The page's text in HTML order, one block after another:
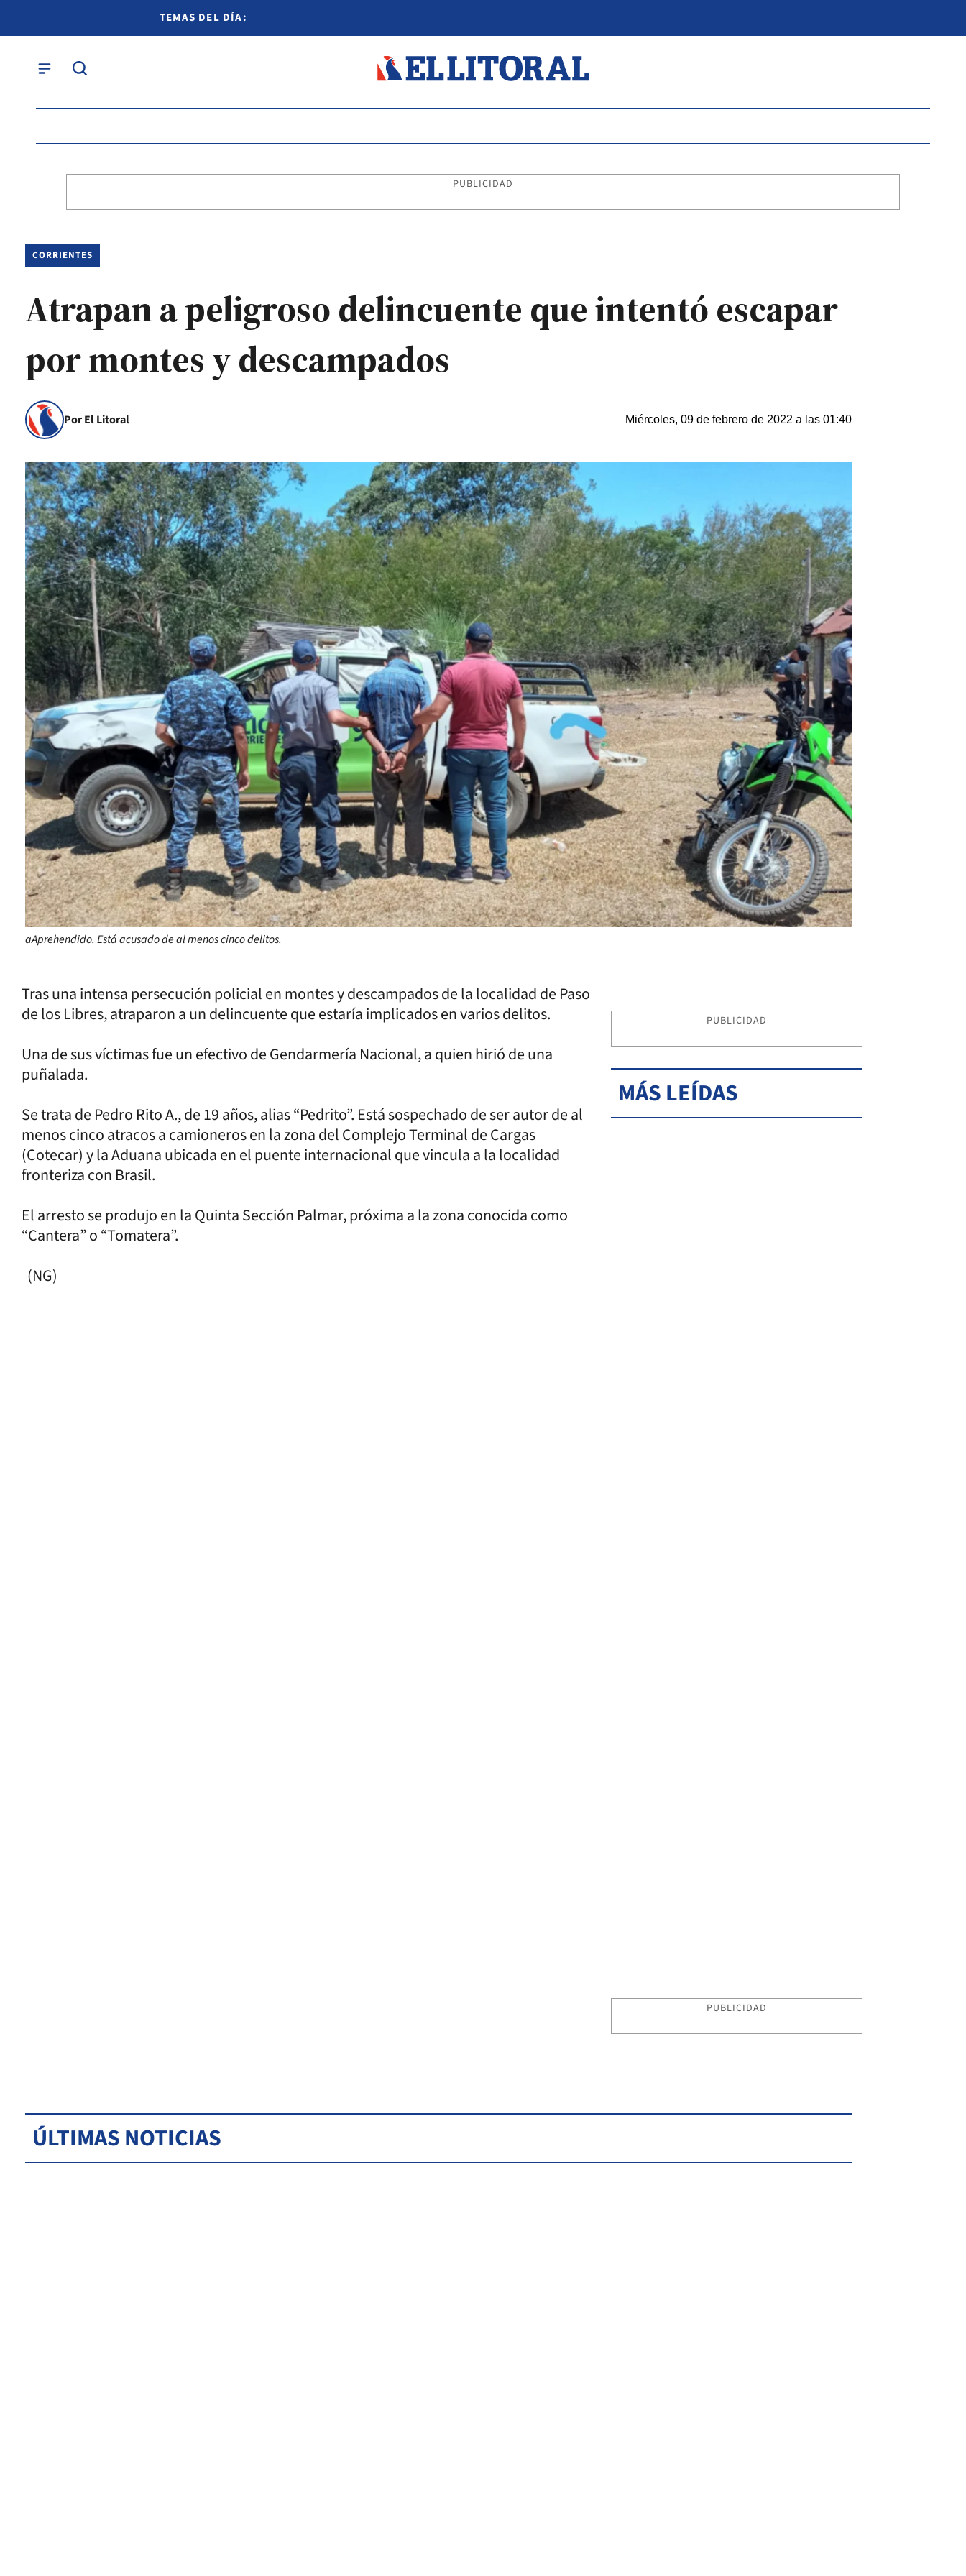
TEMAS DEL DÍA:
PUBLICIDAD
CORRIENTES
Atrapan a peligroso delincuente que intentó escapar
por montes y descampados
Por El Litoral Miércoles, 09 de febrero de 2022 a las 01:40
aAprehendido. Está acusado de al menos cinco delitos.
Tras una intensa persecución policial en montes y descampados de la localidad de Paso
de los Libres, atraparon a un delincuente que estaría implicados en varios delitos.
Una de sus víctimas fue un efectivo de Gendarmería Nacional, a quien hirió de una
puñalada.
Se trata de Pedro Rito A., de 19 años, alias “Pedrito”. Está sospechado de ser autor de al
menos cinco atracos a camioneros en la zona del Complejo Terminal de Cargas
(Cotecar) y la Aduana ubicada en el puente internacional que vincula a la localidad
fronteriza con Brasil.
El arresto se produjo en la Quinta Sección Palmar, próxima a la zona conocida como
“Cantera” o “Tomatera”.
(NG)
PUBLICIDAD
MÁS LEÍDAS
PUBLICIDAD
ÚLTIMAS NOTICIAS